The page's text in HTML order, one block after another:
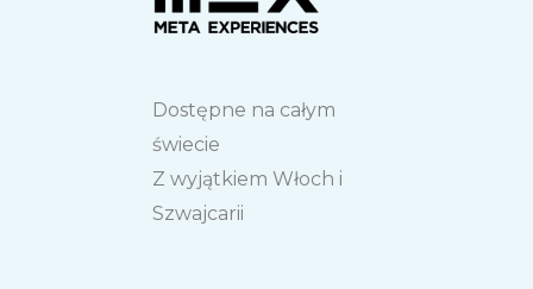
Dostępne na całym
świecie
Z wyjątkiem Włoch i
Szwajcarii